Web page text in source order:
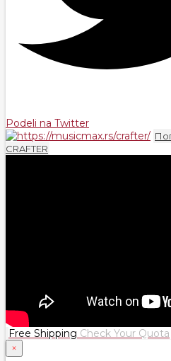
Podeli na Twitter
CRAFTER
Free Shipping Check Your Quota
×